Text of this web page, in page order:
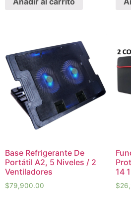
Base Refrigerante De
Portátil A2, 5 Niveles / 2
Ventiladores
$79,900.00
14
$